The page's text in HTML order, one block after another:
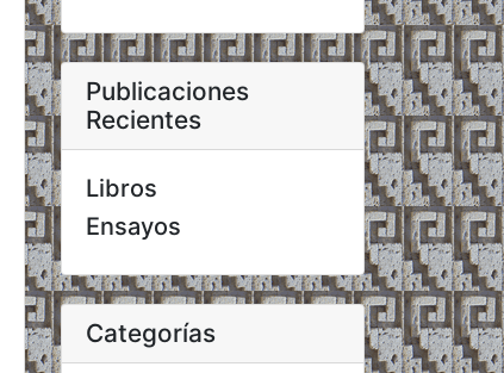
Publicaciones
Recientes
Libros
Ensayos
Categorías